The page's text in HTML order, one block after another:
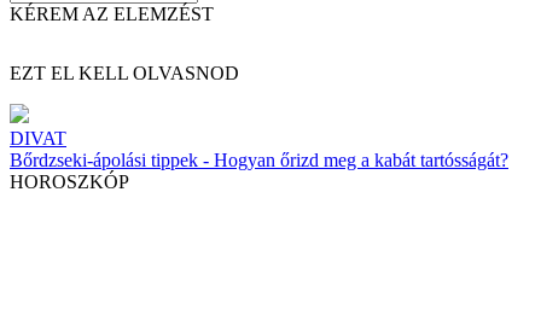
KÉREM AZ ELEMZÉST
EZT EL KELL OLVASNOD
DIVAT
Bőrdzseki-ápolási tippek - Hogyan őrizd meg a kabát tartósságát?
HOROSZKÓP